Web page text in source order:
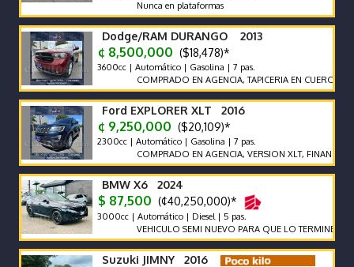
Nunca en plataformas
Dodge/RAM DURANGO 2013
¢ 8,500,000 ($18,478)*
3600cc | Automático | Gasolina | 7 pas.
COMPRADO EN AGENCIA, TAPICERIA EN CUERO, SIETE
Ford EXPLORER XLT 2016
¢ 9,250,000 ($20,109)*
2300cc | Automático | Gasolina | 7 pas.
COMPRADO EN AGENCIA, VERSION XLT,
BMW X6 2024
$ 87,500 (¢40,250,000)*
3000cc | Automático | Diesel | 5 pas.
VEHICULO SEMI NUEVO PARA QUE LO TERMINE DE
Suzuki JIMNY 2016